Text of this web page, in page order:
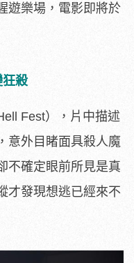
遊樂場，電影即將於
狂殺
Fest），片中描述
意外目睹面具殺人魔
不確定眼前所見是真
才發現想逃已經來不